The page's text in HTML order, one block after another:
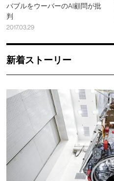
バブルをウーバーのAI顧問が批
判
2017.03.29
新着ストーリー